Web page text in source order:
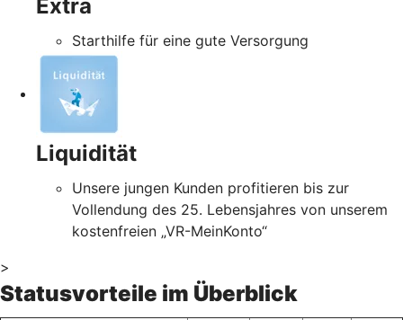
Extra
Starthilfe für eine gute Versorgung
Liquidität
Unsere jungen Kunden profitieren bis zur
Vollendung des 25. Lebensjahres von unserem
kostenfreien „VR-MeinKonto“
>
Statusvorteile im Überblick